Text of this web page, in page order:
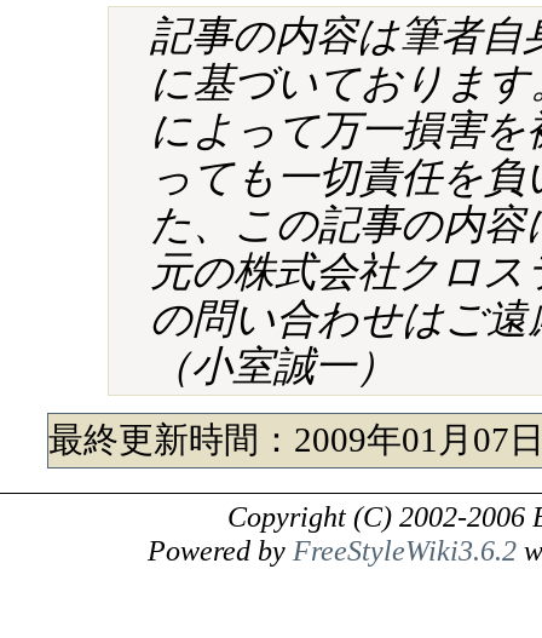
記事の内容は筆者自
に基づいておりま
によって万一損害
っても一切責任を
た、この記事の内容
元の株式会社クロ
の問い合わせはご
（小室誠一）
最終更新時間：2009年01月07
Copyright (C) 2002-2006
Powered by FreeStyleWiki3.6.2